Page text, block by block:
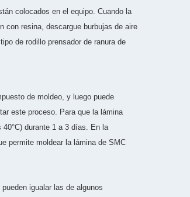
colocados en el equipo. Cuando la
con resina, descargue burbujas de aire
de rodillo prensador de ranura de
de moldeo, y luego puede
este proceso. Para que la lámina
durante 1 a 3 días. En la
permite moldear la lámina de SMC
igualar las de algunos